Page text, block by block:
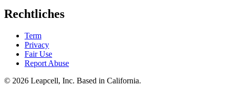
Rechtliches
Term
Privacy
Fair Use
Report Abuse
© 2026 Leapcell, Inc. Based in California.